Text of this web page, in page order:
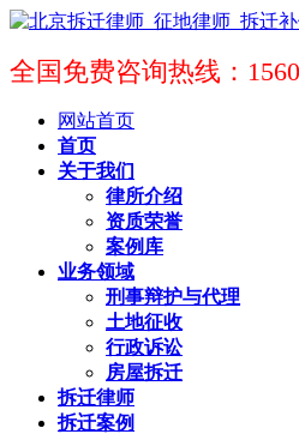
全国免费咨询热线：
网站首页
首页
关于我们
律所介绍
资质荣誉
案例库
业务领域
刑事辩护与代理
土地征收
行政诉讼
房屋拆迁
拆迁律师
拆迁案例